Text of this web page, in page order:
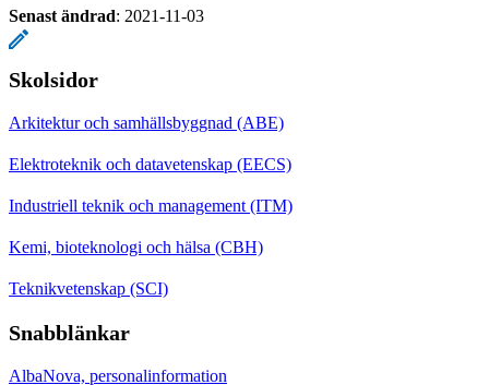
Senast ändrad: 2021-11-03
Skolsidor
Arkitektur och samhällsbyggnad (ABE)
Elektroteknik och datavetenskap (EECS)
Industriell teknik och management (ITM)
Kemi, bioteknologi och hälsa (CBH)
Teknikvetenskap (SCI)
Snabblänkar
AlbaNova, personalinformation